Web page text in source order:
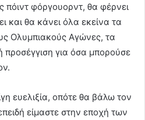
φόργουορντ, θα φέρνει
και θα κάνει όλα εκείνα τα
Ολυμπιακούς Αγώνες, τα
προσέγγιση για όσα μπορούσε
ευελιξία, οπότε θα βάλω τον
είμαστε στην εποχή των